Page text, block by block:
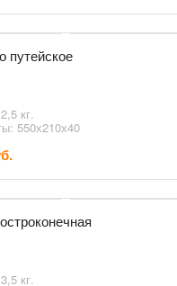
путейское
кг.
550х210х40
кг.